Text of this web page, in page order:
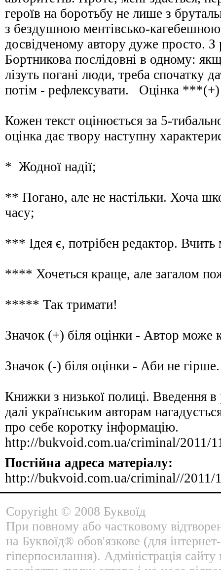
героїв на боротьбу не лише з
з бездушною ментівсько-
досвідченому автору дуже просто.
Бортникова послідовні в одному:
лізуть погані люди, треба спочатку
потім - рефлексувати. Оцінка ***(+)
Кожен текст оцінюється за 5-
оцінка дає твору наступну
* Жодної надії;
** Погано, але не настільки. Хоча
часу;
*** Ідея є, потрібен редактор.
**** Хочеться краще, але загалом
***** Так тримати!
Значок (+) біля оцінки - Автор
Значок (-) біля оцінки - Аби не
Книжки з низької полиці. Введення
далі українським авторам
про себе коротку інформацію.
http://bukvoid.com.ua/criminal/2011/
Постійна адреса матеріалу:
http://bukvoid.com.ua/criminal//2011/
Copyright © 2008 Буквоїд
При повному або частковому
на Буквоїд® обов'язкове (для
гіперпосилання). Адміністрація